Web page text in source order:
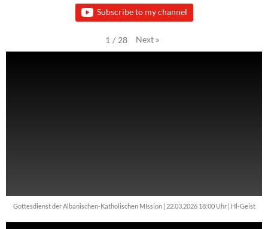
Subscribe to my channel
1 / 28 Next »
Gottesdienst der Albanischen-Katholischen MIssion | 22.03.2026 18:00 Uhr | Hl-Geist